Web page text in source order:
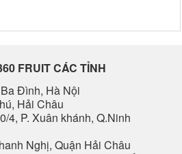
FRUIT CÁC TỈNH
Đình, Hà Nội
Hải Châu
4, P. Xuân khánh, Q.Ninh
Nghị, Quận Hải Châu